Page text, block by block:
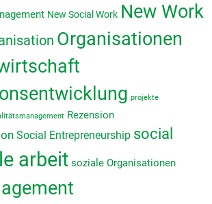
New Social Work New Work
Organisationen
projekte
Rezension
Social Entrepreneurship social
arbeit soziale Organisationen